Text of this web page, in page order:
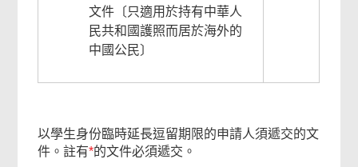
文件〔只適用於持有中華人
民共和國護照而居於海外的
中國公民〕
以學生身份臨時延長逗留期限的申請人須遞交的文
件。註有*的文件必須遞交。